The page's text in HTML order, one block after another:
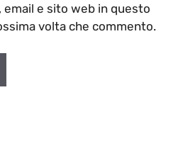
email e sito web in questo
volta che commento.